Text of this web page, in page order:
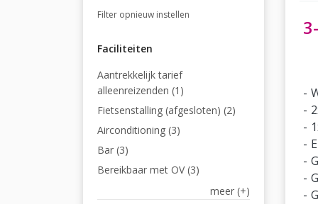
Filter opnieuw instellen
Faciliteiten
Aantrekkelijk tarief
alleenreizenden (1)
Fietsenstalling (afgesloten) (2)
Airconditioning (3)
Bar (3)
Bereikbaar met OV (3)
meer (+)